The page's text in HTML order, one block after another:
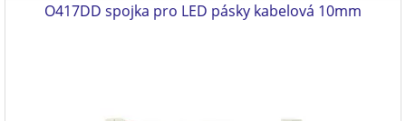
O417DD spojka pro LED pásky kabelová 10mm